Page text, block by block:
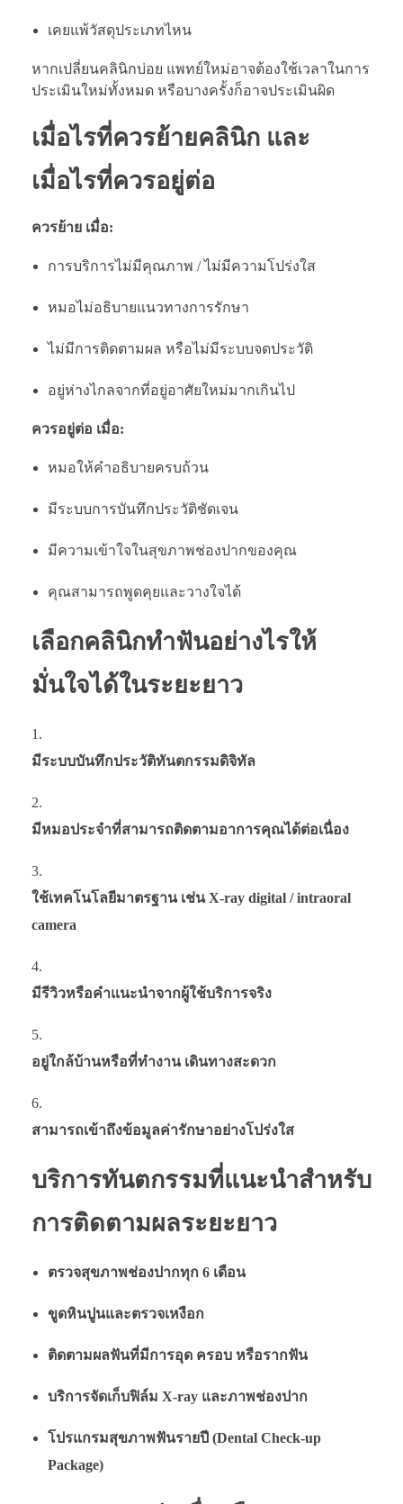
เคยแพ้วัสดุประเภทไหน
หากเปลี่ยนคลินิกบ่อย แพทย์ใหม่อาจต้องใช้เวลาในการ
ประเมินใหม่ทั้งหมด หรือบางครั้งก็อาจประเมินผิด
เมื่อไรที่ควรย้ายคลินิก และ
เมื่อไรที่ควรอยู่ต่อ
ควรย้าย เมื่อ:
การบริการไม่มีคุณภาพ / ไม่มีความโปร่งใส
หมอไม่อธิบายแนวทางการรักษา
ไม่มีการติดตามผล หรือไม่มีระบบจดประวัติ
อยู่ห่างไกลจากที่อยู่อาศัยใหม่มากเกินไป
ควรอยู่ต่อ เมื่อ:
หมอให้คำอธิบายครบถ้วน
มีระบบการบันทึกประวัติชัดเจน
มีความเข้าใจในสุขภาพช่องปากของคุณ
คุณสามารถพูดคุยและวางใจได้
เลือกคลินิกทำฟันอย่างไรให้
มั่นใจได้ในระยะยาว
มีระบบบันทึกประวัติทันตกรรมดิจิทัล
มีหมอประจำที่สามารถติดตามอาการคุณได้ต่อเนื่อง
ใช้เทคโนโลยีมาตรฐาน เช่น X-ray digital / intraoral
camera
มีรีวิวหรือคำแนะนำจากผู้ใช้บริการจริง
อยู่ใกล้บ้านหรือที่ทำงาน เดินทางสะดวก
สามารถเข้าถึงข้อมูลค่ารักษาอย่างโปร่งใส
บริการทันตกรรมที่แนะนำสำหรับ
การติดตามผลระยะยาว
ตรวจสุขภาพช่องปากทุก 6 เดือน
ขูดหินปูนและตรวจเหงือก
ติดตามผลฟันที่มีการอุด ครอบ หรือรากฟัน
บริการจัดเก็บฟิล์ม X-ray และภาพช่องปาก
โปรแกรมสุขภาพฟันรายปี (Dental Check-up
Package)